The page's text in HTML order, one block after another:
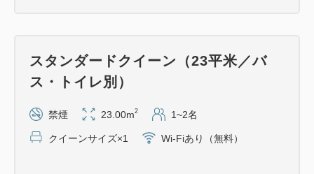
スタンダードクイーン（23平米／バ
ス・トイレ別）
禁煙 23.00m2 1~2名
クイーンサイズ×1 Wi-Fiあり（無料）